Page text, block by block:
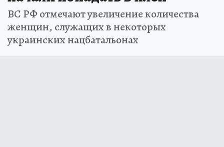
ВС РФ отмечают увеличение количества
женщин, служащих в некоторых
украинских нацбатальонах